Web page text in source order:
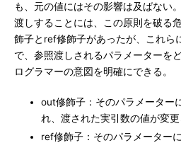
も、元の値にはその影響は及ばない
渡しすることには、この原則を破る
飾子とref修飾子があったが、これら
で、参照渡しされるパラメーターを
ログラマーの意図を明確にできる。
out修飾子：そのパラメーター
れ、渡された実引数の値が変
ref修飾子：そのパラメーター